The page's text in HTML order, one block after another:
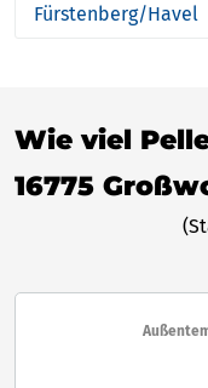
Fürstenberg/Havel
Wie viel
16775